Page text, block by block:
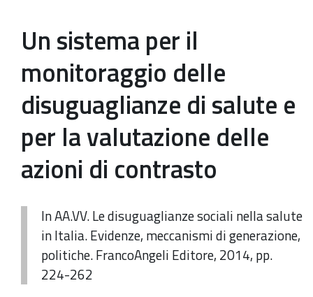
Un sistema per il
monitoraggio delle
disuguaglianze di salute e
per la valutazione delle
azioni di contrasto
In AA.VV. Le disuguaglianze sociali nella salute
in Italia. Evidenze, meccanismi di generazione,
politiche. FrancoAngeli Editore, 2014, pp.
224-262